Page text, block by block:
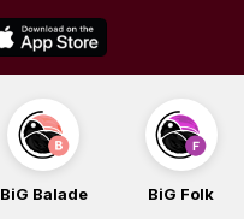
BiG Balade BiG Folk